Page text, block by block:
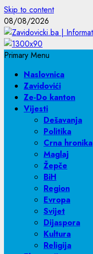
Skip to content
08/08/2026
Primary Menu
Naslovnica
Zavidovići
Ze-Do kanton
Vijesti
Dešavanja
Politika
Crna hronika
Maglaj
Žepče
BiH
Region
Evropa
Svijet
Dijaspora
Kultura
Religija